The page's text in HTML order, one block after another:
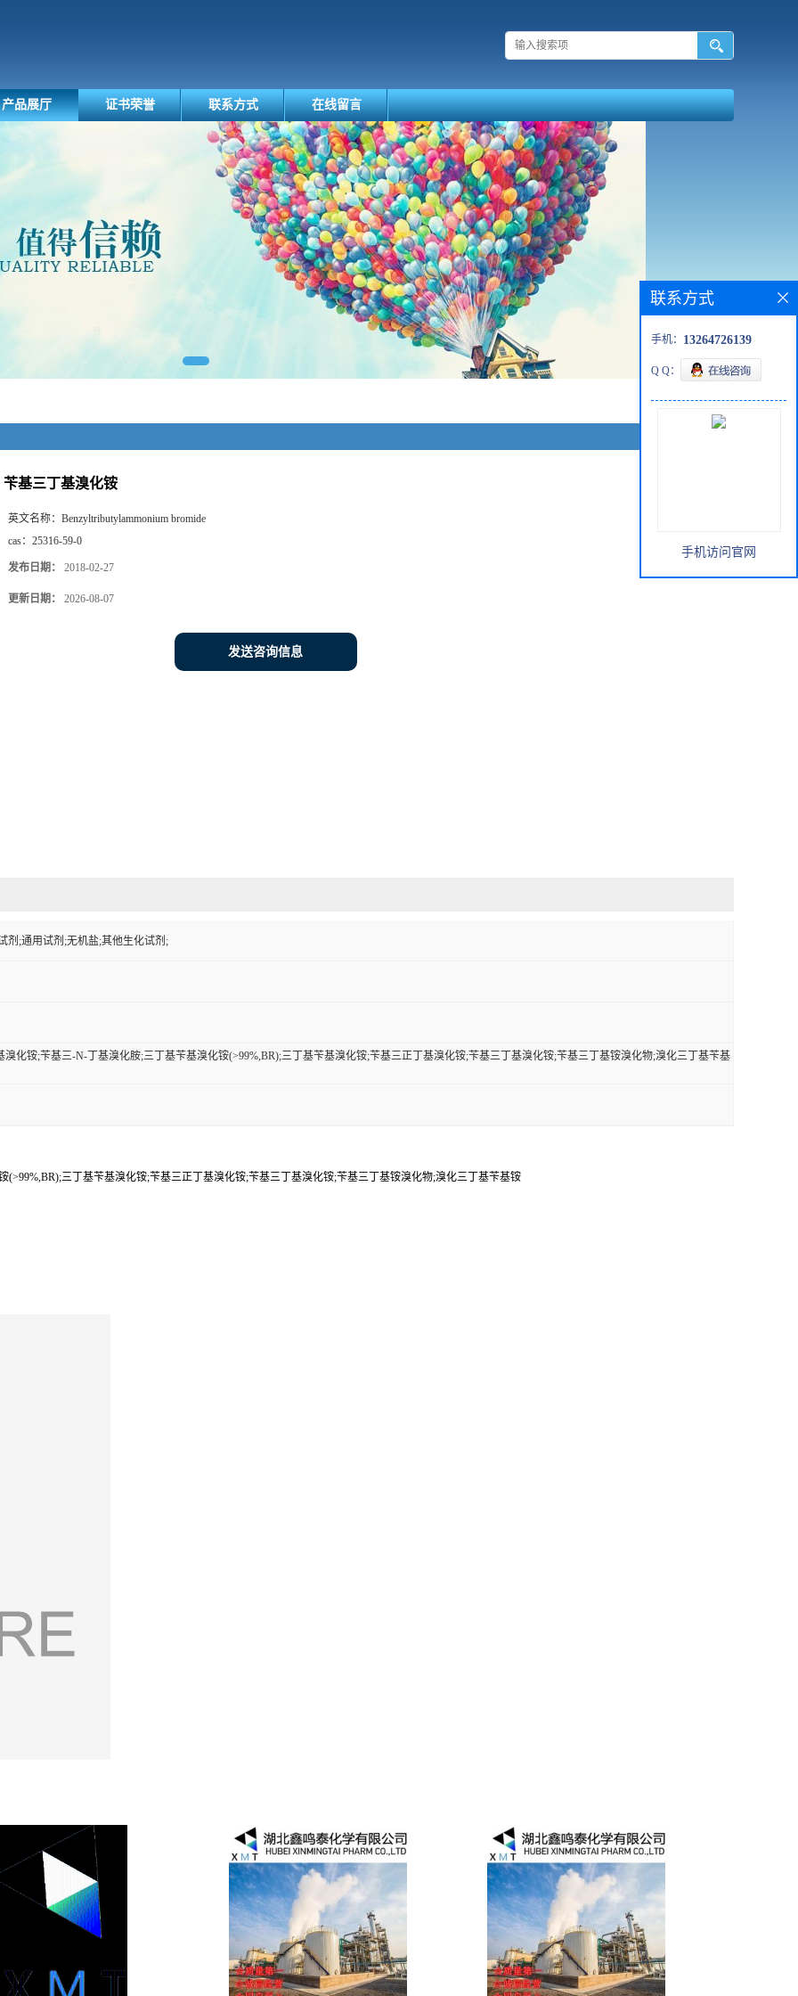
产品展厅 证书荣誉 联系方式 在线留言
苄基三丁基溴化铵
英文名称： Benzyltributylammonium bromide
cas： 25316-59-0
发布日期： 2018-02-27
更新日期： 2026-08-07
发送咨询信息
剂;通用试剂;无机盐;其他生化试剂;
溴化铵;苄基三-N-丁基溴化胺;三丁基苄基溴化铵(>99%,BR);三丁基苄基溴化铵;苄基三正丁基溴化铵;苄基三丁基溴化铵;苄基三丁基铵溴化物;溴化三丁基苄基
三丁基苄基溴化铵;苄基三正丁基溴化铵;苄基三丁基溴化铵;苄基三丁基铵溴化物;溴化三丁基苄基铵
联系方式
手机： 13264726139
Q Q：
手机访问官网